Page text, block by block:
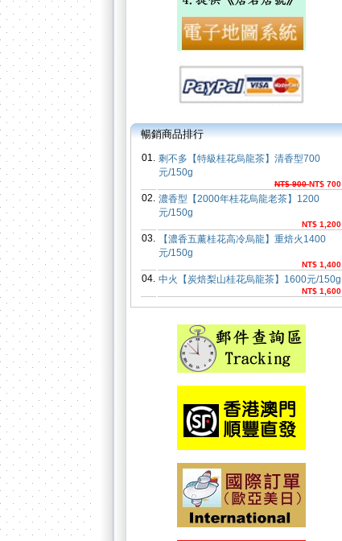
暢銷商品排行
01. 剩不多【特級桂花烏龍茶】清香型700
元/150g
NT$ 900NT$ 700
02. 濃香型【2000年桂花烏龍老茶】1200
元/150g
NT$ 1,200
03.
【濃香五薰桂花高冷烏龍】重焙火1400
元/150g
NT$ 1,400
04. 中火【炭焙梨山桂花烏龍茶】1600元/150g
NT$ 1,600